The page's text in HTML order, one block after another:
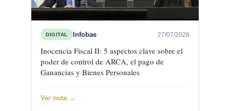
DIGITAL Infobae 27/07/2026
Inocencia Fiscal II: 5 aspectos clave sobre el
poder de control de ARCA, el pago de
Ganancias y Bienes Personales
Ver nota →